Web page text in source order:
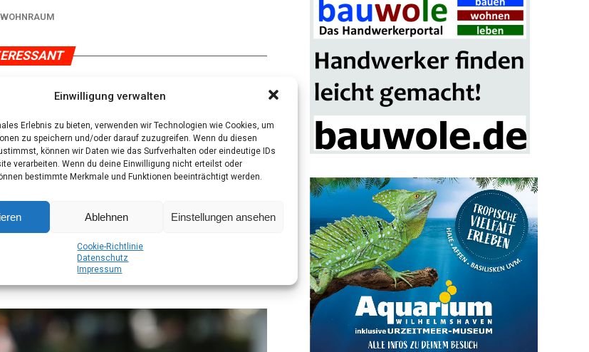
Einwilligung verwalten
Erlebnis zu bieten, verwenden wir Technologien wie Cookies, um
zu speichern und/oder darauf zuzugreifen. Wenn du diesen
können wir Daten wie das Surfverhalten oder eindeutige IDs
verarbeiten. Wenn du deine Einwilligung nicht erteilst oder
bestimmte Merkmale und Funktionen beeinträchtigt werden.
Ablehnen Einstellungen ansehen
Coo­kie-Richt­li­nie
Daten­schutz
Impres­sum
WOHNRAUM
Dein Por­tal